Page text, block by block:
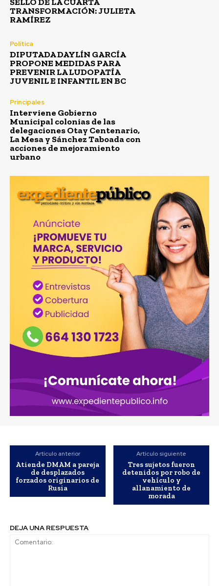
TRANSFORMACIÓN: JULIETA
RAMÍREZ
Política
DIPUTADA DAYLÍN GARCÍA
PROPONE MEDIDAS PARA
PREVENIR LA LUDOPATÍA
JUVENIL E INFANTIL EN BC
Principales
Interviene Gobierno
Municipal colonias de las
delegaciones Otay Centenario,
La Mesa y Sánchez Taboada con
acciones de mejoramiento
urbano
Artículo anterior
Atiende DMAM a pareja
de desplazados
forzados originarios de
Rusia
Artículo siguiente
Tres sujetos fueron
detenidos por robo de
vehículo y
allanamiento de
morada
DEJA UNA RESPUESTA